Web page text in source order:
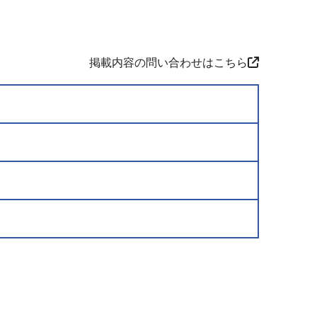
掲載内容の問い合わせはこちら